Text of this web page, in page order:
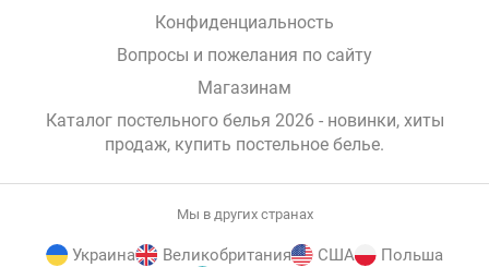
Конфиденциальность
Вопросы и пожелания по сайту
Магазинам
Каталог постельного белья 2026 - новинки, хиты
продаж, купить постельное белье.
Мы в других странах
Украина Великобритания США Польша